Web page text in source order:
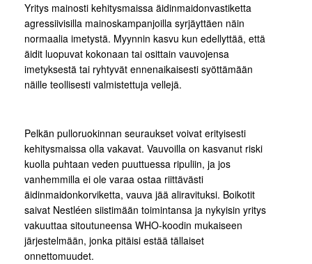
Yritys mainosti kehitysmaissa äidinmaidonvastiketta
agressiivisilla mainoskampanjoilla syrjäyttäen näin
normaalia imetystä. Myynnin kasvu kun edellyttää, että
äidit luopuvat kokonaan tai osittain vauvojensa
imetyksestä tai ryhtyvät ennenaikaisesti syöttämään
näille teollisesti valmistettuja vellejä.
Pelkän pulloruokinnan seuraukset voivat erityisesti
kehitysmaissa olla vakavat. Vauvoilla on kasvanut riski
kuolla puhtaan veden puuttuessa ripuliin, ja jos
vanhemmilla ei ole varaa ostaa riittävästi
äidinmaidonkorviketta, vauva jää aliravituksi. Boikotit
saivat Nestléen siistimään toimintansa ja nykyisin yritys
vakuuttaa sitoutuneensa WHO-koodin mukaiseen
järjestelmään, jonka pitäisi estää tällaiset
onnettomuudet.